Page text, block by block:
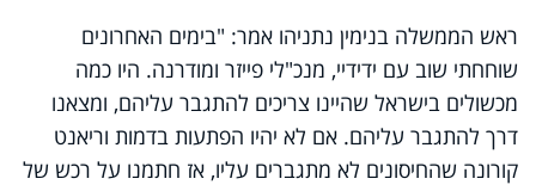
ראש הממשלה בנימין נתניהו אמר: "בימים האחרונים
שוחחתי שוב עם ידידיי, מנכ"לי פייזר ומודרנה. היו כמה
מכשולים בישראל שהיינו צריכים להתגבר עליהם, ומצאנו
דרך להתגבר עליהם. אם לא יהיו הפתעות בדמות וריאנט
קורונה שהחיסונים לא מתגברים עליו, אז חתמנו על רכש של